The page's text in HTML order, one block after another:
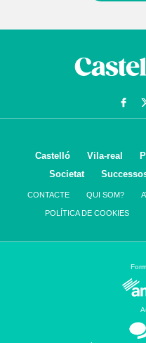
Castelló Vila-real
Societat
CONTACTE QUI SOM?
POLÍTICA DE COOKIES